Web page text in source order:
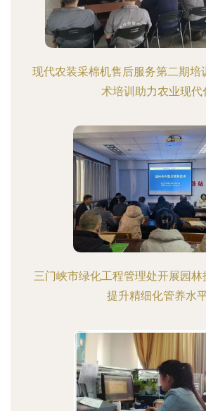
现代农装采棉机售后服务第二期培
术培训助力农业现代
三门峡市绿化工程管理处开展园林
提升精细化管养水